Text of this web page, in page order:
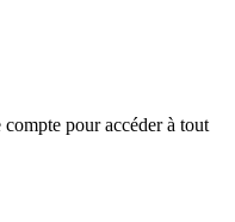
pour accéder à tout